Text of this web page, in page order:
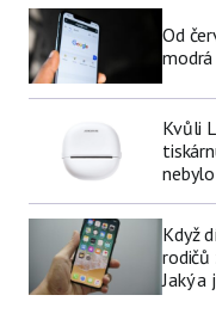
Od
Kvůli
Když
rodičů
Jaký a